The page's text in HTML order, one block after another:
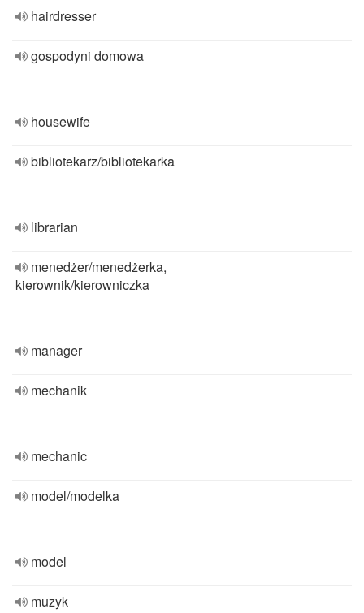
hairdresser
gospodyni domowa
housewife
bibliotekarz/bibliotekarka
librarian
menedżer/menedżerka,
kierownik/kierowniczka
manager
mechanik
mechanic
model/modelka
model
muzyk